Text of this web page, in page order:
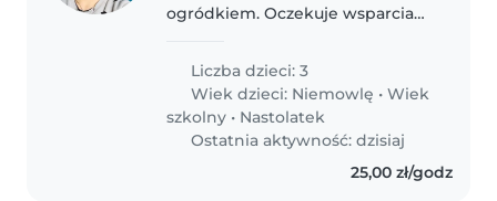
ogródkiem. Oczekuje wsparcia
chętnie poznają jakaś miłą ciocie
do opieki nad sobą w czasie gdy
rodzina..
Liczba dzieci: 3
Wiek dzieci: Niemowlę •Wiek
szkolny • Nastolatek
Ostatnia aktywność: dzisiaj
25,00 zł/godz